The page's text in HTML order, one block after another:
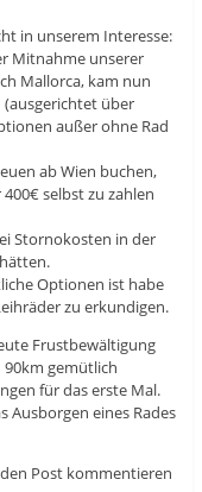
in unserem Interesse:
Mitnahme unserer
Mallorca, kam nun
(ausgerichtet über
außer ohne Rad
ab Wien buchen,
selbst zu zahlen
Stornokosten in der
Optionen ist habe
zu erkundigen.
Frustbewältigung
gemütlich
für das erste Mal.
Ausborgen eines Rades
Post kommentieren